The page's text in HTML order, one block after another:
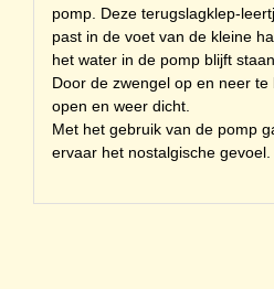
pomp. Deze terugslagklep-
past in de voet van de kleine
het water in de pomp blijft
Door de zwengel op en neer
open en weer dicht.
Met het gebruik van de pomp
ervaar het nostalgische gevoel.